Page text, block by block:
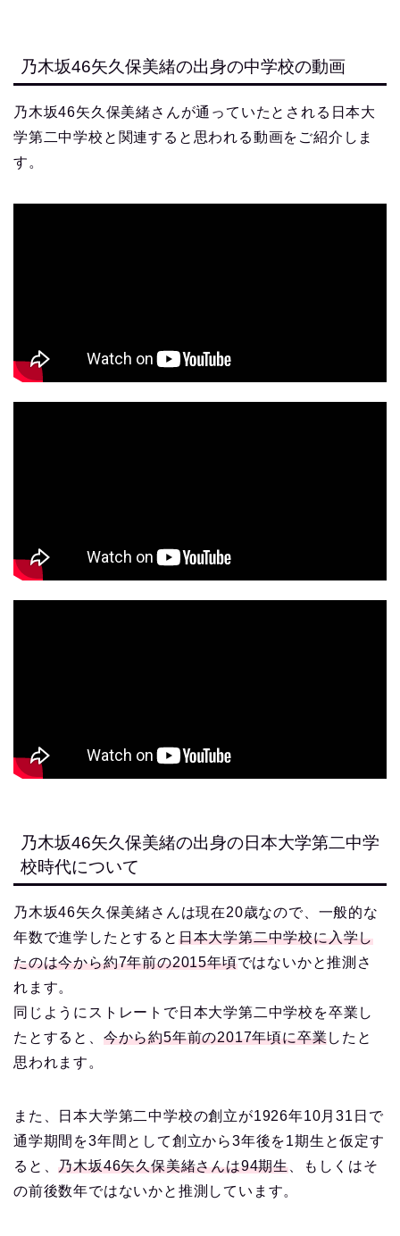
乃木坂46矢久保美緒の出身の中学校の動画
乃木坂46矢久保美緒さんが通っていたとされる日本大
学第二中学校と関連すると思われる動画をご紹介しま
す。
乃木坂46矢久保美緒の出身の日本大学第二中学
校時代について
乃木坂46矢久保美緒さんは現在20歳なので、一般的な
年数で進学したとすると 日本大学第二中学校に入学し
たのは今から約7年前の2015年頃ではないかと推測さ
れます。
同じようにストレートで日本大学第二中学校を卒業し
たとすると、 今から約5年前の2017年頃に卒業したと
思われます。
また、日本大学第二中学校の創立が1926年10月31日で
通学期間を3年間として創立から3年後を1期生と仮定す
ると、乃木坂46矢久保美緒さんは94期生 、もしくはそ
の前後数年ではないかと推測しています。